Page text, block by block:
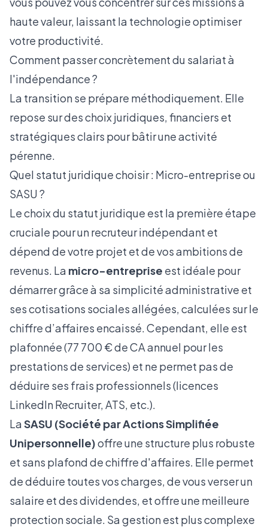
haute valeur, laissant la technologie optimiser
votre productivité.
Comment passer concrètement du salariat à
l'indépendance ?
La transition se prépare méthodiquement. Elle
repose sur des choix juridiques, financiers et
stratégiques clairs pour bâtir une activité
pérenne.
Quel statut juridique choisir : Micro-entreprise ou
SASU ?
Le choix du statut juridique est la première étape
cruciale pour un recruteur indépendant et
dépend de votre projet et de vos ambitions de
revenus. La micro-entreprise est idéale pour
démarrer grâce à sa simplicité administrative et
ses cotisations sociales allégées, calculées sur le
chiffre d’affaires encaissé. Cependant, elle est
plafonnée (77 700 € de CA annuel pour les
prestations de services) et ne permet pas de
déduire ses frais professionnels (licences
LinkedIn Recruiter, ATS, etc.).
LaSASU (Société par Actions Simplifiée
Unipersonnelle)offre une structure plus robuste
et sans plafond de chiffre d'affaires. Elle permet
de déduire toutes vos charges, de vous verser un
salaire et des dividendes, et offre une meilleure
protection sociale. Sa gestion est plus complexe